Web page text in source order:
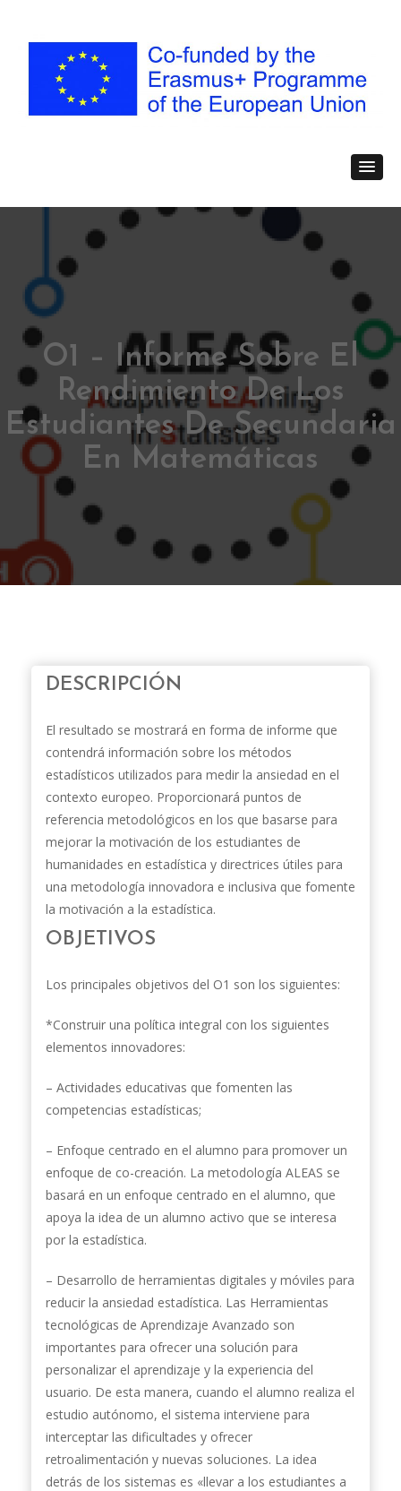
O1 – Informe Sobre El
Rendimiento De Los
Estudiantes De Secundaria
En Matemáticas
DESCRIPCIÓN
El resultado se mostrará en forma de informe que
contendrá información sobre los métodos
estadísticos utilizados para medir la ansiedad en el
contexto europeo. Proporcionará puntos de
referencia metodológicos en los que basarse para
mejorar la motivación de los estudiantes de
humanidades en estadística y directrices útiles para
una metodología innovadora e inclusiva que fomente
la motivación a la estadística.
OBJETIVOS
Los principales objetivos del O1 son los siguientes:
*Construir una política integral con los siguientes
elementos innovadores:
– Actividades educativas que fomenten las
competencias estadísticas;
– Enfoque centrado en el alumno para promover un
enfoque de co-creación. La metodología ALEAS se
basará en un enfoque centrado en el alumno, que
apoya la idea de un alumno activo que se interesa
por la estadística.
– Desarrollo de herramientas digitales y móviles para
reducir la ansiedad estadística. Las Herramientas
tecnológicas de Aprendizaje Avanzado son
importantes para ofrecer una solución para
personalizar el aprendizaje y la experiencia del
usuario. De esta manera, cuando el alumno realiza el
estudio autónomo, el sistema interviene para
interceptar las dificultades y ofrecer
retroalimentación y nuevas soluciones. La idea
detrás de los sistemas es «llevar a los estudiantes a